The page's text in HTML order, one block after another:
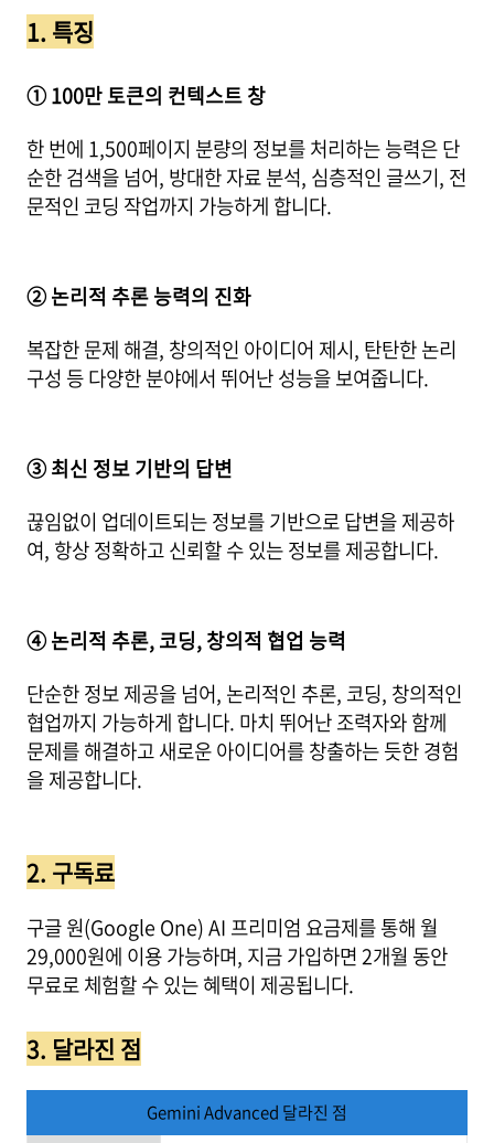
1. 특징
① 100만 토큰의 컨텍스트 창
한 번에 1,500페이지 분량의 정보를 처리하는 능력은 단
순한 검색을 넘어, 방대한 자료 분석, 심층적인 글쓰기, 전
문적인 코딩 작업까지 가능하게 합니다.
② 논리적 추론 능력의 진화
복잡한 문제 해결, 창의적인 아이디어 제시, 탄탄한 논리
구성 등 다양한 분야에서 뛰어난 성능을 보여줍니다.
③ 최신 정보 기반의 답변
끊임없이 업데이트되는 정보를 기반으로 답변을 제공하
여, 항상 정확하고 신뢰할 수 있는 정보를 제공합니다.
④ 논리적 추론, 코딩, 창의적 협업 능력
단순한 정보 제공을 넘어, 논리적인 추론, 코딩, 창의적인
협업까지 가능하게 합니다. 마치 뛰어난 조력자와 함께
문제를 해결하고 새로운 아이디어를 창출하는 듯한 경험
을 제공합니다.
2. 구독료
구글 원(Google One) AI 프리미엄 요금제를 통해 월
29,000원에 이용 가능하며, 지금 가입하면 2개월 동안
무료로 체험할 수 있는 혜택이 제공됩니다.
3. 달라진 점
Gemini Advanced 달라진 점